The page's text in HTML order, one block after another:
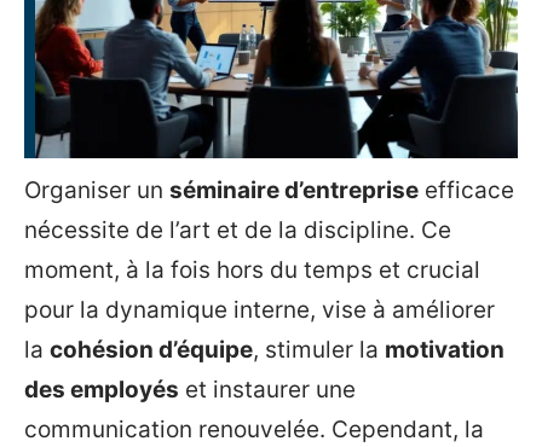
Organiser un séminaire d’entreprise efficace
nécessite de l’art et de la discipline. Ce
moment, à la fois hors du temps et crucial
pour la dynamique interne, vise à améliorer
la cohésion d’équipe, stimuler la motivation
des employés et instaurer une
communication renouvelée. Cependant, la